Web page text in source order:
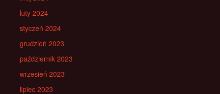
luty 2024
styczeń 2024
grudzień 2023
październik 2023
wrzesień 2023
lipiec 2023